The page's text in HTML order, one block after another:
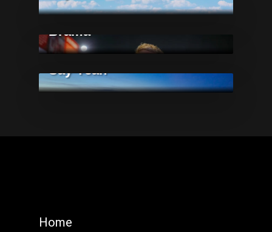
FC Twente -ESPN
FC Twente special 300x Wout
Brama
Gemeente Enschede/Hengelo
Spoorzone showcase video -
Say Yeah
Home